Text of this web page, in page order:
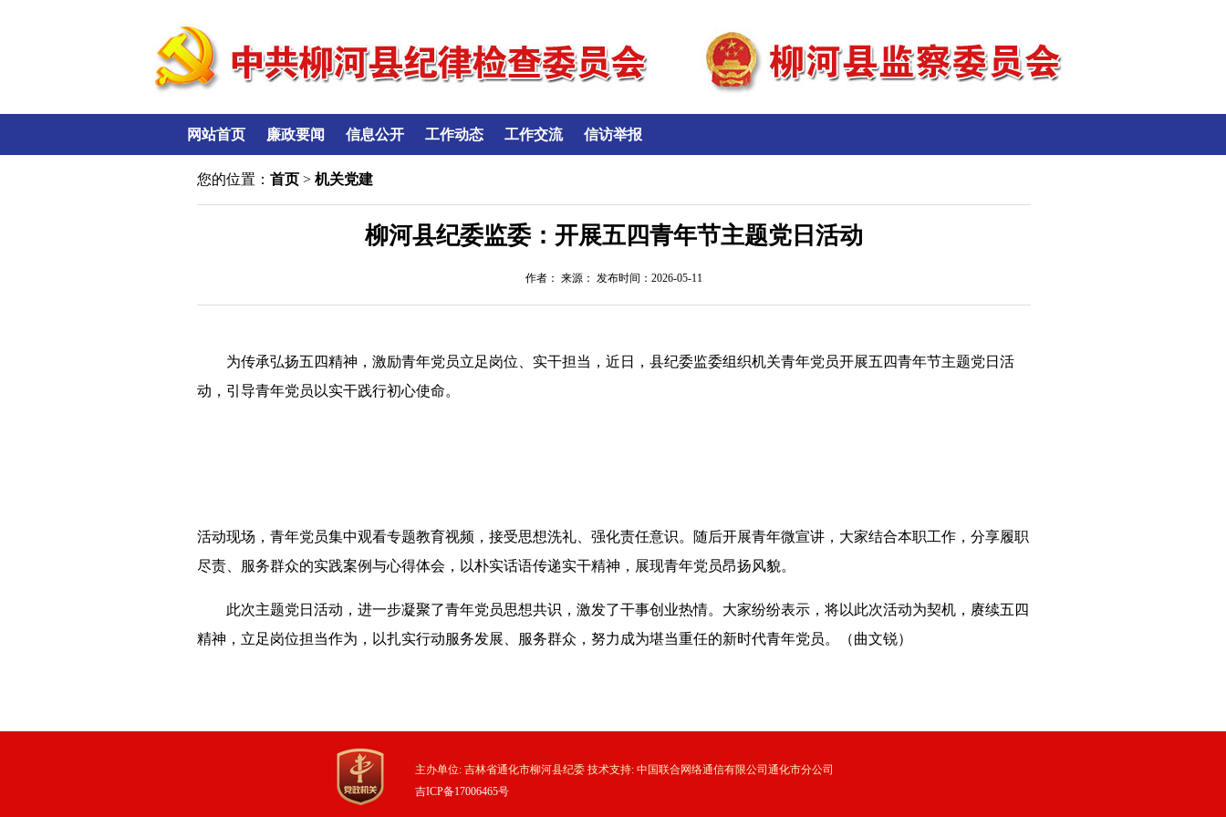
网站首页 廉政要闻 信息公开 工作动态 工作交流 信访举报
您的位置：首页 >机关党建
柳河县纪委监委：开展五四青年节主题党日活动
作者： 来源： 发布时间：2026-05-11
为传承弘扬五四精神，激励青年党员立足岗位、实干担当，近日，县纪委监委组织机关青年党员开展五四青年节主题党日活
动，引导青年党员以实干践行初心使命。
活动现场，青年党员集中观看专题教育视频，接受思想洗礼、强化责任意识。随后开展青年微宣讲，大家结合本职工作，分享履职
尽责、服务群众的实践案例与心得体会，以朴实话语传递实干精神，展现青年党员昂扬风貌。
此次主题党日活动，进一步凝聚了青年党员思想共识，激发了干事创业热情。大家纷纷表示，将以此次活动为契机，赓续五四
精神，立足岗位担当作为，以扎实行动服务发展、服务群众，努力成为堪当重任的新时代青年党员。（曲文锐）
主办单位: 吉林省通化市柳河县纪委 技术支持: 中国联合网络通信有限公司通化市分公司
吉ICP备17006465号